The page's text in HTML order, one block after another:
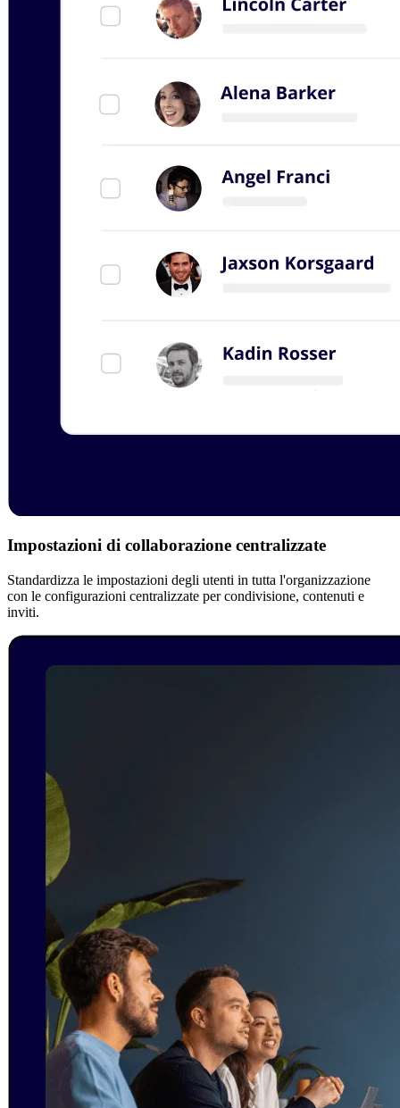
Impostazioni di collaborazione centralizzate
Standardizza le impostazioni degli utenti in tutta l'organizzazione
con le configurazioni centralizzate per condivisione, contenuti e
inviti.